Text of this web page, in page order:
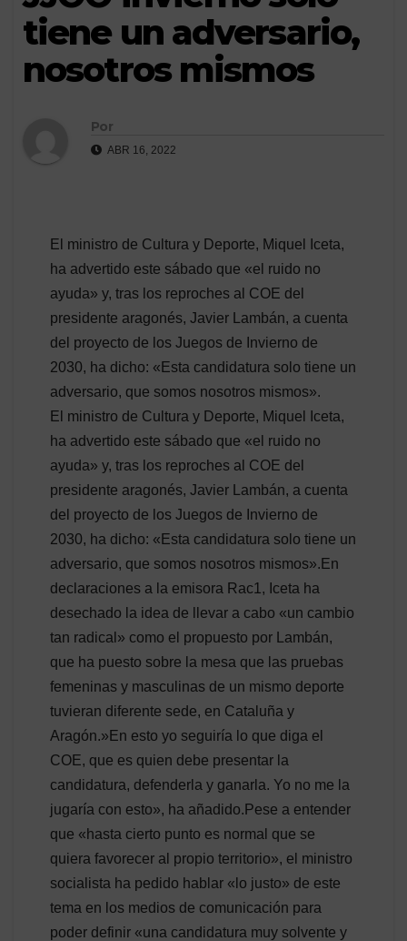
tiene un adversario,
nosotros mismos
Por
ABR 16, 2022
El ministro de Cultura y Deporte, Miquel Iceta,
ha advertido este sábado que «el ruido no
ayuda» y, tras los reproches al COE del
presidente aragonés, Javier Lambán, a cuenta
del proyecto de los Juegos de Invierno de
2030, ha dicho: «Esta candidatura solo tiene un
adversario, que somos nosotros mismos».
El ministro de Cultura y Deporte, Miquel Iceta,
ha advertido este sábado que «el ruido no
ayuda» y, tras los reproches al COE del
presidente aragonés, Javier Lambán, a cuenta
del proyecto de los Juegos de Invierno de
2030, ha dicho: «Esta candidatura solo tiene un
adversario, que somos nosotros mismos».En
declaraciones a la emisora Rac1, Iceta ha
desechado la idea de llevar a cabo «un cambio
tan radical» como el propuesto por Lambán,
que ha puesto sobre la mesa que las pruebas
femeninas y masculinas de un mismo deporte
tuvieran diferente sede, en Cataluña y
Aragón.»En esto yo seguiría lo que diga el
COE, que es quien debe presentar la
candidatura, defenderla y ganarla. Yo no me la
jugaría con esto», ha añadido.Pese a entender
que «hasta cierto punto es normal que se
quiera favorecer al propio territorio», el ministro
socialista ha pedido hablar «lo justo» de este
tema en los medios de comunicación para
poder definir «una candidatura muy solvente y